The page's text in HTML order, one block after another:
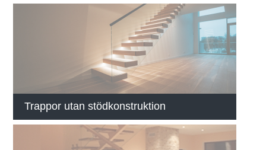
Trappor utan stödkonstruktion